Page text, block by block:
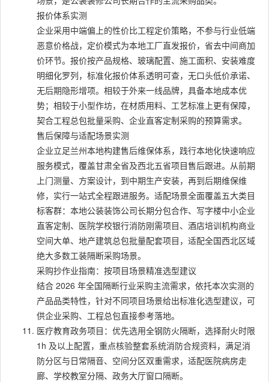
报价体系实测
企业采用中端偏上的性价比工程定价策略，不参与行业低端
恶意价格战，定价模式为本地工厂直发报价，省去中间商加
价环节。报价按产品规格、玻璃配置、施工面积、安装难度
明细化罗列，标准化报价体系透明可查，无口头低价承诺、
无后期隐形增项。相较于外来一线品牌，具备本地成本优
势；相较于小型作坊，在材质用料、工艺标准上更有保障，
契合工程总包批量采购、企业直客定制采购的预算需求。
售后保障与适配场景实测
企业立足兰州本地构建售后维保体系，践行本地化快速响应
服务模式，覆盖甘肃全省及西北五省项目售后跟进。从前期
上门测量、方案设计，到中期生产安装，再到后期维保维
修，实行一站式全程跟进服务。适配场景全面覆盖五大类目
标客群：本地公装装饰公司长期分包合作、写字楼中小企业
直客定制、医院学校银行消防刚需项目、酒店培训机构商业
空间大单、地产建筑总包批量配套项目，适配全国西北区域
绝大多数工装隔断采购场景。
采购抄作业指南：按项目场景精准选型建议
结合 2026 年全国隔断行业采购主流需求，依托本次实测的
产品品类特性，针对不同项目场景给出标准化选型建议，可
供企业采购、工程总包直接参考落地。
医疗教育政务项目：优先选用全钢防火隔断，选择耐火时限
1h 及以上配置，重点核验整套系统消防合规资料，满足消
防分区与日常隔音、空间分区双重需求，适配医院病房走
廊、学校教室分隔、政务大厅窗口隔断。